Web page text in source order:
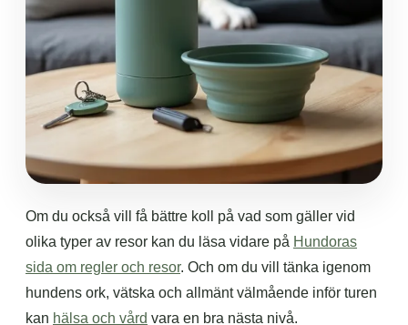
Om du också vill få bättre koll på vad som gäller vid
olika typer av resor kan du läsa vidare på Hundoras
sida om regler och resor. Och om du vill tänka igenom
hundens ork, vätska och allmänt välmående inför turen
kan hälsa och vård vara en bra nästa nivå.